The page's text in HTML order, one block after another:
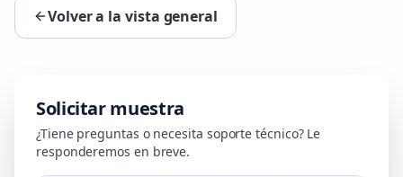
Volver a la vista general
Solicitar muestra
¿Tiene preguntas o necesita soporte técnico? Le
responderemos en breve.